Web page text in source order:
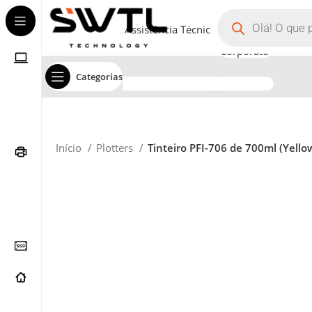
Categorias
Assistência Técnica
Corporate
Início Plotters Tinteiro PFI-706 de 700ml